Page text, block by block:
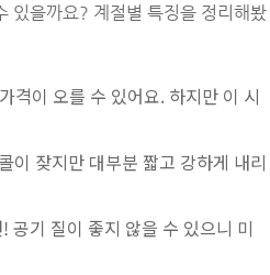
있을까요? 계절별 특징을 정리해봤
격이 오를 수 있어요. 하지만 이 시
이 잦지만 대부분 짧고 강하게 내리
공기 질이 좋지 않을 수 있으니 미